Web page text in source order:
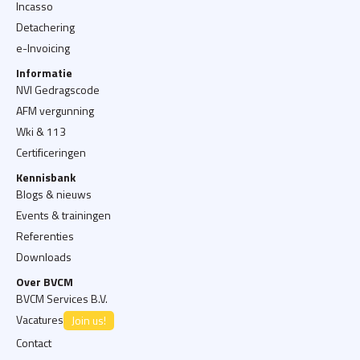
Incasso
Detachering
e-Invoicing
Informatie
NVI Gedragscode
AFM vergunning
Wki & 113
Certificeringen
Kennisbank
Blogs & nieuws
Events & trainingen
Referenties
Downloads
Over BVCM
BVCM Services B.V.
Vacatures Join us!
Contact